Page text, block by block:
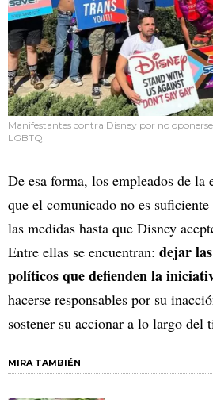
Manifestantes contra Disney por no
LGBTQ
De esa forma, los empleados de la
que el comunicado no es
las medidas hasta que Disney
Entre ellas se encuentran: dejar
políticos que defienden la
hacerse responsables por su
sostener su accionar a lo largo del
MIRA TAMBIÉN